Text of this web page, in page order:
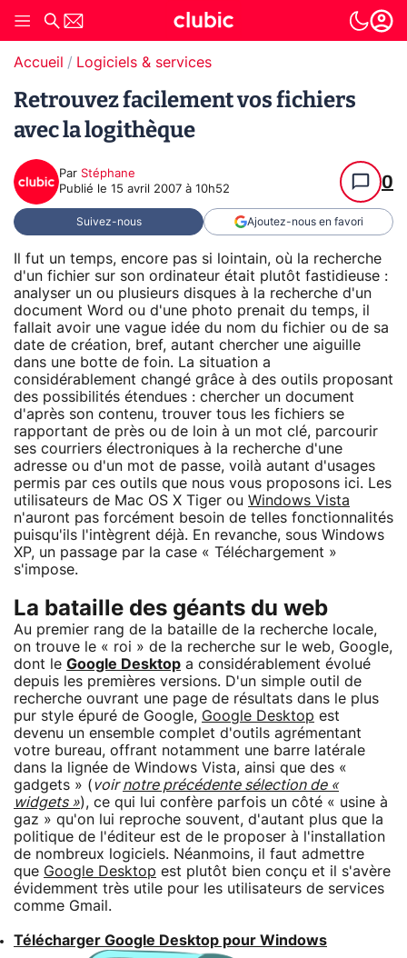
Accueil Logiciels & services
Retrouvez facilement vos fichiers
avec la logithèque
Par Stéphane
Publié le 15 avril 2007 à 10h52 0
Suivez-nous Ajoutez-nous en favori
Il fut un temps, encore pas si lointain, où la recherche
d'un fichier sur son ordinateur était plutôt fastidieuse :
analyser un ou plusieurs disques à la recherche d'un
document Word ou d'une photo prenait du temps, il
fallait avoir une vague idée du nom du fichier ou de sa
date de création, bref, autant chercher une aiguille
dans une botte de foin. La situation a
considérablement changé grâce à des outils proposant
des possibilités étendues : chercher un document
d'après son contenu, trouver tous les fichiers se
rapportant de près ou de loin à un mot clé, parcourir
ses courriers électroniques à la recherche d'une
adresse ou d'un mot de passe, voilà autant d'usages
permis par ces outils que nous vous proposons ici. Les
utilisateurs de Mac OS X Tiger ou Windows Vista
n'auront pas forcément besoin de telles fonctionnalités
puisqu'ils l'intègrent déjà. En revanche, sous Windows
XP, un passage par la case « Téléchargement »
s'impose.
La bataille des géants du web
Au premier rang de la bataille de la recherche locale,
on trouve le « roi » de la recherche sur le web, Google,
dont le Google Desktop a considérablement évolué
depuis les premières versions. D'un simple outil de
recherche ouvrant une page de résultats dans le plus
pur style épuré de Google, Google Desktop est
devenu un ensemble complet d'outils agrémentant
votre bureau, offrant notamment une barre latérale
dans la lignée de Windows Vista, ainsi que des «
gadgets » (voirnotre précédente sélection de «
widgets »), ce qui lui confère parfois un côté « usine à
gaz » qu'on lui reproche souvent, d'autant plus que la
politique de l'éditeur est de le proposer à l'installation
de nombreux logiciels. Néanmoins, il faut admettre
que Google Desktop est plutôt bien conçu et il s'avère
évidemment très utile pour les utilisateurs de services
comme Gmail.
Télécharger Google Desktop pour Windows